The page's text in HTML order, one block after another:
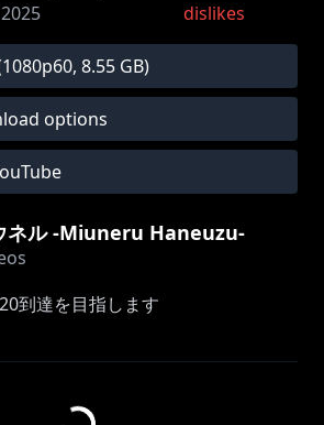
dislikes
1080p60, 8.55 GB)
options
ネル -Miuneru Haneuzu-
到達を目指します